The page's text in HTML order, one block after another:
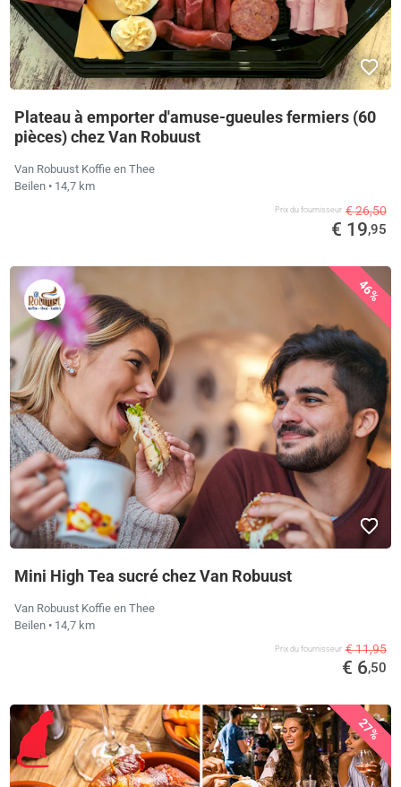
Plateau à emporter d'amuse-gueules fermiers (60
pièces) chez Van Robuust
Van Robuust Koffie en Thee
Beilen • 14,7 km
Prix ​​du fournisseur € 26,50
€ 19,95
46%
Mini High Tea sucré chez Van Robuust
Van Robuust Koffie en Thee
Beilen • 14,7 km
Prix ​​du fournisseur € 11,95
€ 6,50
27%